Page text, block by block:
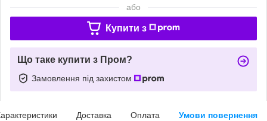
або
Купити з
Що таке купити з Пром?
Замовлення під захистом
Доставка Оплата Умови повернення